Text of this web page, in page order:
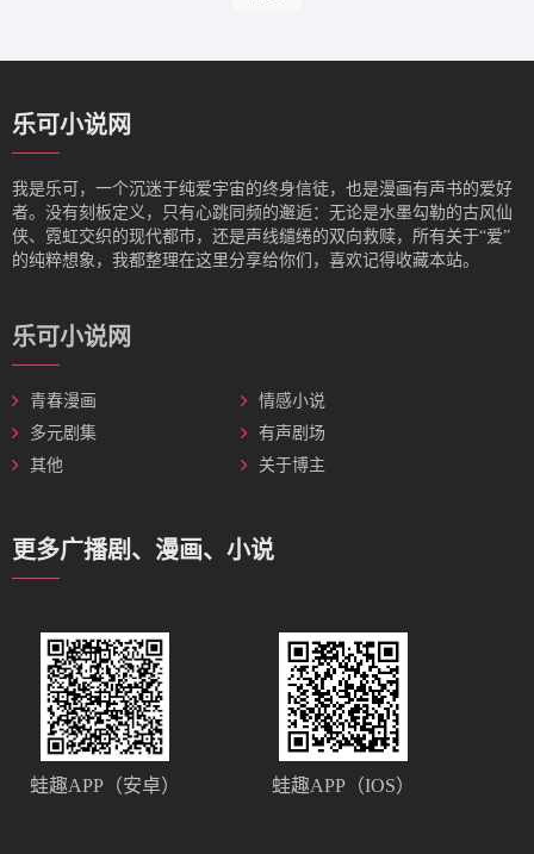
乐可小说网
我是‌乐可，一个沉迷于纯爱宇宙的终身信徒，也是漫画有声书的爱好
者。没有刻板定义，只有心跳同频的邂逅：无论是水墨勾勒的古风仙
侠、霓虹交织的现代都市，还是声线缱绻的双向救赎，所有关于“爱”
的纯粹想象，我都整理在这里分享给你们，喜欢记得收藏本站。
乐可小说网
青春漫画
情感小说
多元剧集
有声剧场
其他
关于博主
更多广播剧、漫画、小说
蛙趣APP（安卓） 蛙趣APP（IOS）